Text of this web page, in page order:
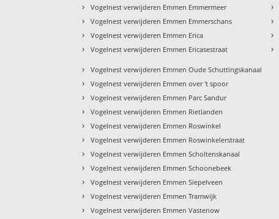
› Vogelnest verwijderen Emmen Emmermeer
› Vogelnest verwijderen Emmen Emmerschans
› Vogelnest verwijderen Emmen Erica
› Vogelnest verwijderen Emmen Ericasestraat
›
›
›
›
› Vogelnest verwijderen Emmen Oude Schuttingskanaal
› Vogelnest verwijderen Emmen over 't spoor
› Vogelnest verwijderen Emmen Parc Sandur
› Vogelnest verwijderen Emmen Rietlanden
› Vogelnest verwijderen Emmen Roswinkel
› Vogelnest verwijderen Emmen Roswinkelerstraat
› Vogelnest verwijderen Emmen Scholtenskanaal
› Vogelnest verwijderen Emmen Schoonebeek
› Vogelnest verwijderen Emmen Siepelveen
› Vogelnest verwijderen Emmen Tramwijk
› Vogelnest verwijderen Emmen Vastenow